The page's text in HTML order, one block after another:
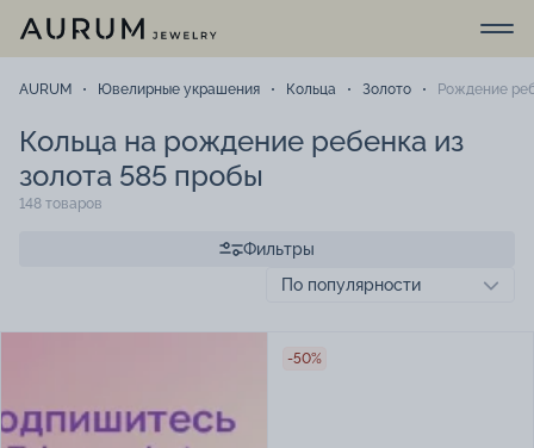
AURUM Ювелирные украшения Кольца Золото Рождение
Кольца на рождение ребенка из
золота 585 пробы
148 товаров
Фильтры
-50%